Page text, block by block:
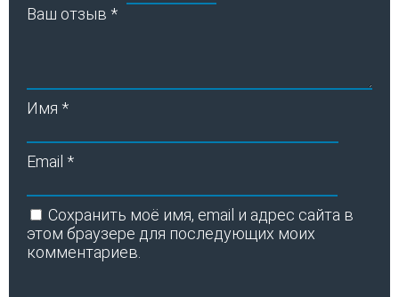
Ваш отзыв *
Имя *
Email *
Сохранить моё имя, email и адрес сайта в
этом браузере для последующих моих
комментариев.